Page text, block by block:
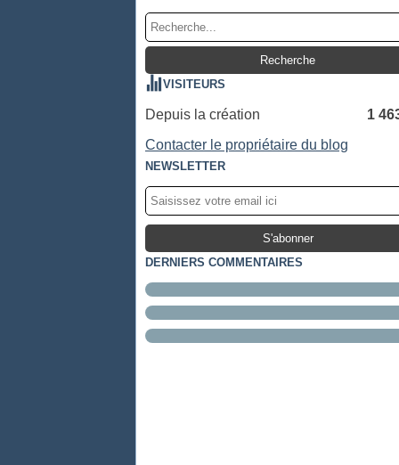
VISITEURS
Depuis la création
1
Contacter le propriétaire du blog
NEWSLETTER
DERNIERS COMMENTAIRES